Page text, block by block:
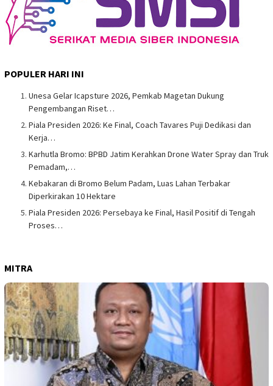
POPULER HARI INI
Unesa Gelar Icapsture 2026, Pemkab Magetan Dukung
Pengembangan Riset…
Piala Presiden 2026: Ke Final, Coach Tavares Puji Dedikasi dan
Kerja…
Karhutla Bromo: BPBD Jatim Kerahkan Drone Water Spray dan Truk
Pemadam,…
Kebakaran di Bromo Belum Padam, Luas Lahan Terbakar
Diperkirakan 10 Hektare
Piala Presiden 2026: Persebaya ke Final, Hasil Positif di Tengah
Proses…
MITRA